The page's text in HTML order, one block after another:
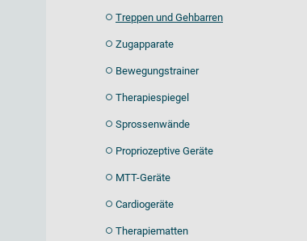
Treppen und Gehbarren
Zugapparate
Bewegungstrainer
Therapiespiegel
Sprossenwände
Propriozeptive Geräte
MTT-Geräte
Cardiogeräte
Therapiematten